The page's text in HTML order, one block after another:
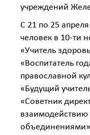
учреждений
С 21 по 25
человек в 10-ти
«Учитель
«Воспитатель
православной
«Будущий
«Советник